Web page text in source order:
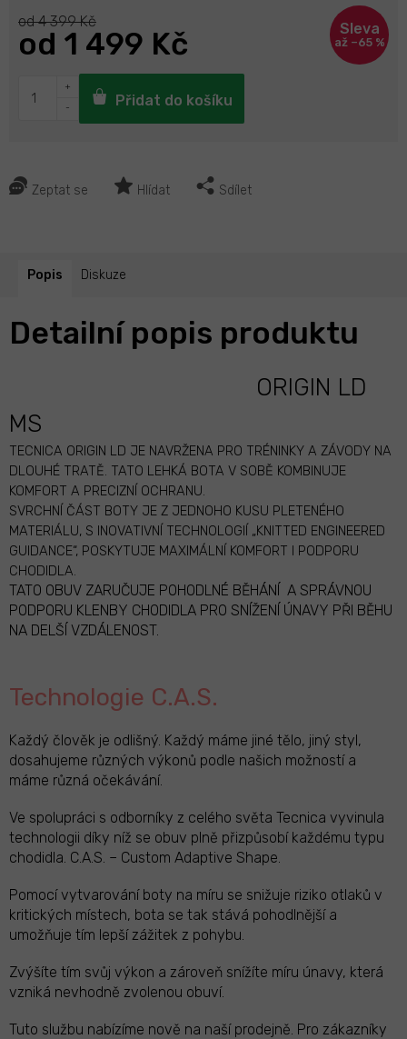
Zeptat se Hlídat Sdílet
od 4 399 Kč
od 1 499 Kč až –65 %
Přidat do košíku
Popis Diskuze
Detailní popis produktu
ORIGIN LD
MS
TECNICA ORIGIN LD JE NAVRŽENA PRO TRÉNINKY A ZÁVODY NA
DLOUHÉ TRATĚ. TATO LEHKÁ BOTA V SOBĚ KOMBINUJE
KOMFORT A PRECIZNÍ OCHRANU.
SVRCHNÍ ČÁST BOTY JE Z JEDNOHO KUSU PLETENÉHO
MATERIÁLU, S INOVATIVNÍ TECHNOLOGIÍ „KNITTED ENGINEERED
GUIDANCE“, POSKYTUJE MAXIMÁLNÍ KOMFORT I PODPORU
CHODIDLA.
TATO OBUV ZARUČUJE POHODLNÉ BĚHÁNÍ A SPRÁVNOU
PODPORU KLENBY CHODIDLA PRO SNÍŽENÍ ÚNAVY PŘI BĚHU
NA DELŠÍ VZDÁLENOST.
Technologie C.A.S.
Každý člověk je odlišný. Každý máme jiné tělo, jiný styl,
dosahujeme různých výkonů podle našich možností a
máme různá očekávání.
Ve spolupráci s odborníky z celého světa Tecnica vyvinula
technologii díky níž se obuv plně přizpůsobí každému typu
chodidla. C.A.S. – Custom Adaptive Shape.
Pomocí vytvarování boty na míru se snižuje riziko otlaků v
kritických místech, bota se tak stává pohodlnější a
umožňuje tím lepší zážitek z pohybu.
Zvýšíte tím svůj výkon a zároveň snížíte míru únavy, která
vzniká nevhodně zvolenou obuví.
Tuto službu nabízíme nově na naší prodejně. Pro zákazníky